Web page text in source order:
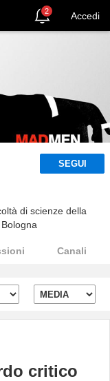
2 Accedi
SEGUI
di scienze della
Canali
critico